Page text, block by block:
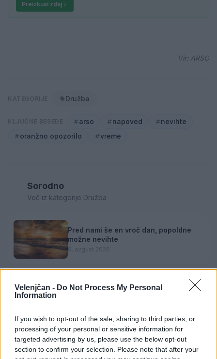
Velenjčan - Do Not Process My Personal
Information
If you wish to opt-out of the sale, sharing to third parties, or
processing of your personal or sensitive information for
targeted advertising by us, please use the below opt-out
section to confirm your selection. Please note that after your
Preizkusi zdaj
Vir: ARSO
Družba
arso napoved
nevihte
oranžno opozorilo
vreme
Sorodno
Več iz kategorije Družba
Pred nami še en vroč dan, popoldne
možne nevihte
9. avgust 2026
Glasovanje je v teku: Velenjska plaža
Zvezde pod zvezdami: Poletni kino
prinaša komično dramo "Babičin vnuk"